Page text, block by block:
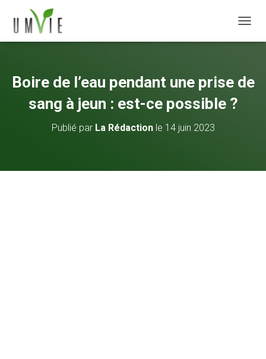
Boire de l’eau pendant une prise de
sang à jeun : est-ce possible ?
Publié par La Rédactionle 14 juin 2023